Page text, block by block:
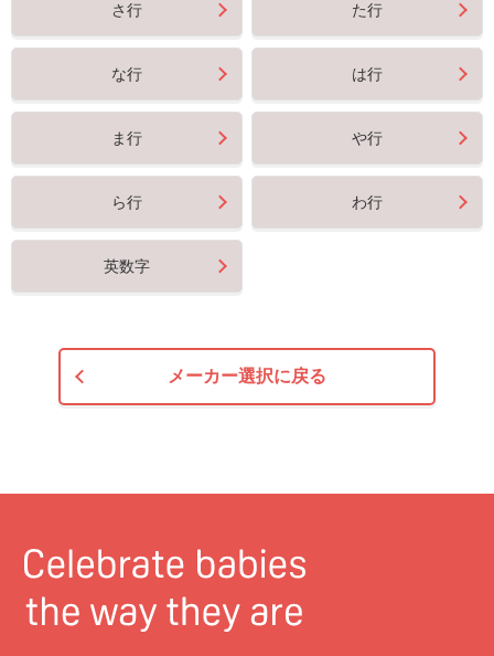
さ行 た行
な行 は行
ま行 や行
ら行 わ行
英数字
メーカー選択に戻る